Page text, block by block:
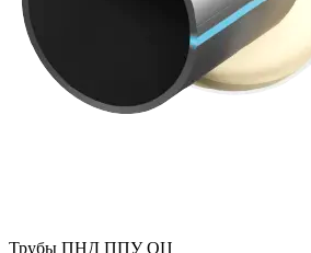
Трубы ПНД ППУ ОЦ